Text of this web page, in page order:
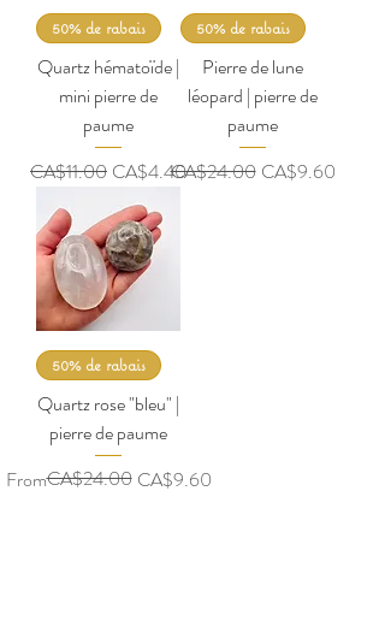
50% de rabais
Quartz hématoïde |
mini pierre de
paume
Regular Price
CA$11.00 Sale Price
CA$4.40
50% de rabais
Pierre de lune
léopard | pierre de
paume
Regular Price
CA$24.00 Sale Price
CA$9.60
50% de rabais
Quartz rose "bleu" |
pierre de paume
From
Regular Price
CA$24.00 CA$9.60
Sale Price